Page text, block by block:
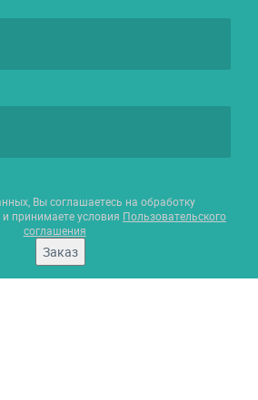
Вы соглашаетесь на обработку
принимаете условия Пользовательского
соглашения
Заказ